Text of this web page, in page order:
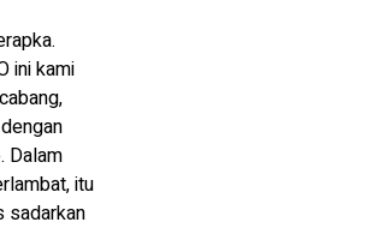
ini kami
Dalam
itu
sadarkan